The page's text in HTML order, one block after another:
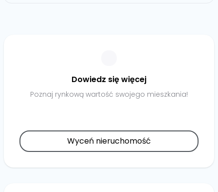
Dowiedz się więcej
Poznaj rynkową wartość swojego mieszkania!
Wyceń nieruchomość